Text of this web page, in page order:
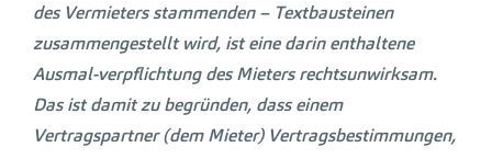
des Vermieters stammenden – Textbausteinen
zusammengestellt wird, ist eine darin enthaltene
Ausmal-verpflichtung des Mieters rechtsunwirksam.
Das ist damit zu begründen, dass einem
Vertragspartner (dem Mieter) Vertragsbestimmungen,